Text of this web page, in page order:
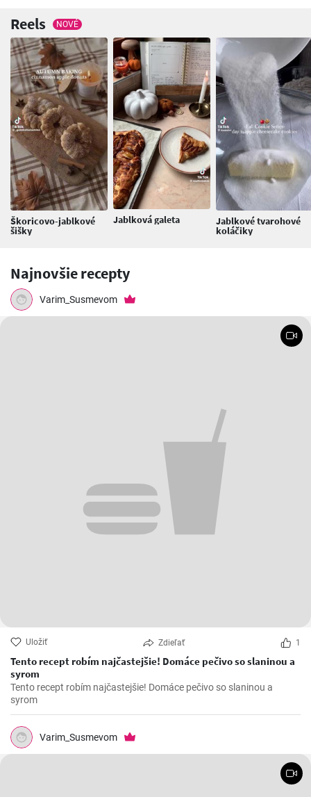
Reels NOVÉ
Škoricovo-jablkové
šišky
Jablková galeta Jablkové tvarohové
koláčiky
Najnovšie recepty
Varim_Susmevom
Uložiť Zdieľať 1
Tento recept robím najčastejšie! Domáce pečivo so slaninou a
syrom
Tento recept robím najčastejšie! Domáce pečivo so slaninou a
syrom
Varim_Susmevom